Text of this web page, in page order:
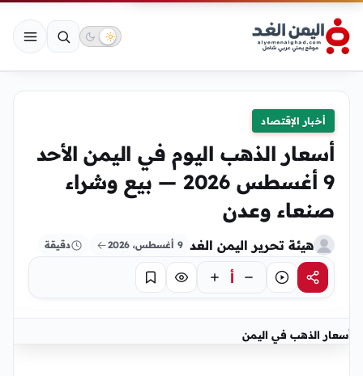
أخبار الإقتصاد
أسعار الذهب اليوم في اليمن الأحد
9 أغسطس 2026 — بيع وشراء
صنعاء وعدن
هيئة تحرير اليمن الغد 9 أغسطس، 2026 دقيقة
مشاركةاستماع أ تركيز حفظ
أسعار الذهب في اليمن